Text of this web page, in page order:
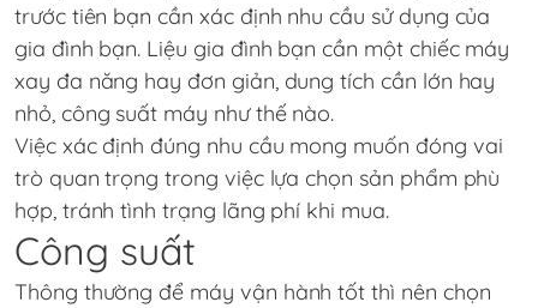
trước tiên bạn cần xác định nhu cầu sử dụng của
gia đình bạn. Liệu gia đình bạn cần một chiếc máy
xay đa năng hay đơn giản, dung tích cần lớn hay
nhỏ, công suất máy như thế nào.
Việc xác định đúng nhu cầu mong muốn đóng vai
trò quan trọng trong việc lựa chọn sản phẩm phù
hợp, tránh tình trạng lãng phí khi mua.
Công suất
Thông thường để máy vận hành tốt thì nên chọn